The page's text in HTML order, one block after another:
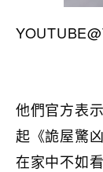
他們官方表
起《詭屋驚
在家中不如